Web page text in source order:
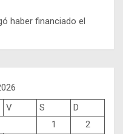
haber financiado el
V S
D
1
2